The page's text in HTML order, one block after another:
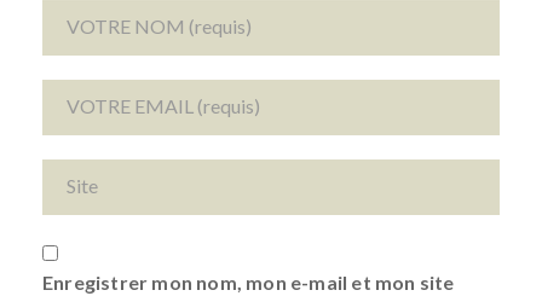
Enregistrer mon nom, mon e-mail et mon site